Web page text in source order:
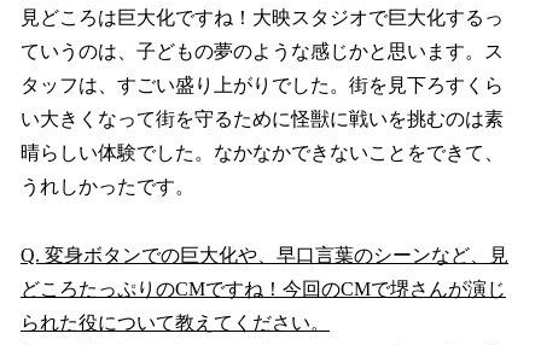
見どころは巨大化ですね！大映スタジオで巨大化するっ
ていうのは、子どもの夢のような感じかと思います。ス
タッフは、すごい盛り上がりでした。街を見下ろすくら
い大きくなって街を守るために怪獣に戦いを挑むのは素
晴らしい体験でした。なかなかできないことをできて、
うれしかったです。
Q. 変身ボタンでの巨大化や、早口言葉のシーンなど、見
どころたっぷりのCMですね！今回のCMで堺さんが演じ
られた役について教えてください。